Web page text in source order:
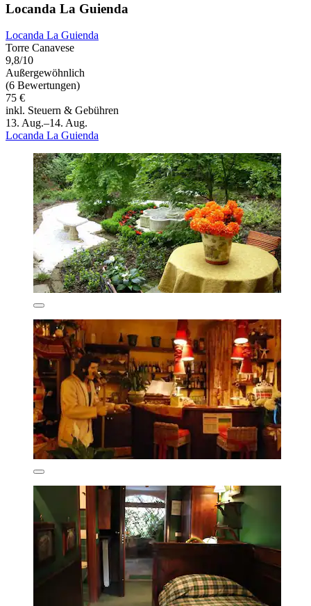
Locanda La Guienda
Locanda La Guienda
Torre Canavese
9,8/10
Außergewöhnlich
(6 Bewertungen)
75 €
inkl. Steuern & Gebühren
13. Aug.–14. Aug.
Locanda La Guienda